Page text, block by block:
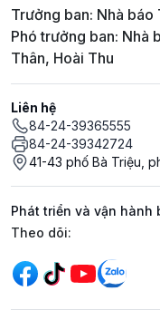
Trưởng ban: Nhà báo
Phó trưởng ban: Nhà
Thân, Hoài Thu
Liên hệ
84-24-39365555
84-24-39342724
41-43 phố Bà Triệu,
Phát triển và vận hành
Mạng xã hội
Theo dõi: